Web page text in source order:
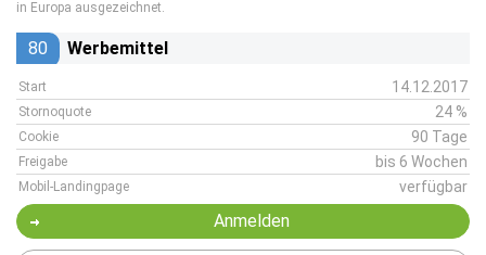
in Europa ausgezeichnet.
80 Werbemittel
Start 14.12.2017
Stornoquote 24 %
Cookie 90 Tage
Freigabe bis 6 Wochen
Mobil-Landingpage verfügbar
Anmelden